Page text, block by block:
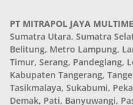
PT MITRAPOL JAYA
Sumatra Utara, Sumatra
Belitung, Metro Lampung,
Timur, Serang, Pandeglang,
Kabupaten Tangerang,
Tasikmalaya, Sukabumi,
Demak, Pati, Banyuwangi,